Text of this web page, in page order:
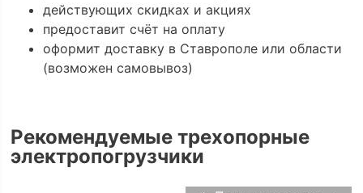
действующих скидках и акциях
предоставит счёт на оплату
оформит доставку в Ставрополе или области
(возможен самовывоз)
Рекомендуемые трехопорные
электропогрузчики